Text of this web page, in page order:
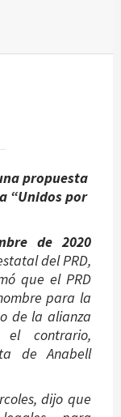
propuesta
“Unidos por
de 2020
del PRD,
que el PRD
para la
de la alianza
contrario,
de Anabell
dijo que